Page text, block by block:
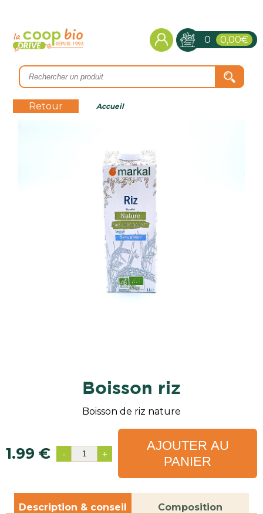
0 0,00€
Retour Accueil
boisson riz
Boisson de riz nature
1.99 € - +
AJOUTER AU
PANIER
Description & conseil Composition